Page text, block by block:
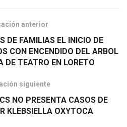
anterior
DE FAMILIAS EL INICIO DE
CON ENCENDIDO DEL ARBOL
DE TEATRO EN LORETO
siguiente
NO PRESENTA CASOS DE
KLEBSIELLA OXYTOCA